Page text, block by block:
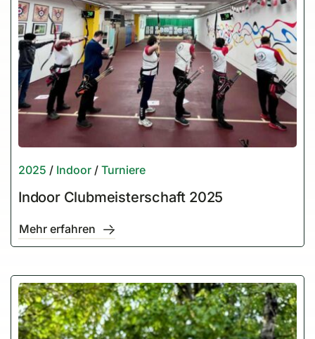
2025 / Indoor/ Turniere
Indoor Clubmeisterschaft 2025
Mehr erfahren